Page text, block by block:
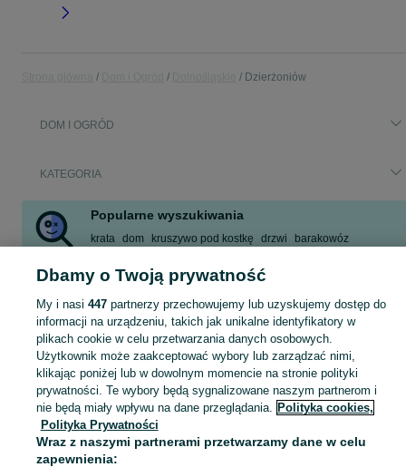
Dzierżoniów
DOM I OGRÓD
KATEGORIA
Popularne wyszukiwania
krata dom kruszywo pod kostkę drzwi
barakowóz
Zobacz Więcej
Sprzedaż artykułów do domu i ogrodu Dzierżoniów ▶️ Szeroki wybór modeli i materiałów ✅ Nowe i używane w atrakcyjnych cenach ☝ Sprawdź oferty na OLX.pl!
Mapa kategorii
Mapa miejscowości
Mapa ministron
Popularne wyszukiwania
Dbamy o Twoją prywatność
My i nasi 447partnerzy przechowujemy lub uzyskujemy dostęp do
informacji na urządzeniu, takich jak unikalne identyfikatory w
plikach cookie w celu przetwarzania danych osobowych.
Użytkownik może zaakceptować wybory lub zarządzać nimi,
klikając poniżej lub w dowolnym momencie na stronie polityki
prywatności. Te wybory będą sygnalizowane naszym partnerom i
nie będą miały wpływu na dane przeglądania. Polityka cookies,
Polityka Prywatności
Wraz z naszymi partnerami przetwarzamy dane w celu
zapewnienia: